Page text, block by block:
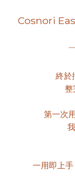
Cosnori
終於
整
第一次
一用即上